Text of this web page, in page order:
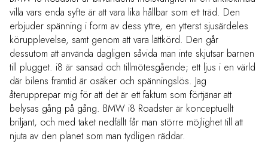
villa vars enda syfte är att vara lika hållbar som ett träd. Den
erbjuder spänning i form av dess yttre, en ytterst sjusärdeles
körupplevelse, samt genom att vara lättkörd. Den går
dessutom att använda dagligen såvida man inte skjutsar barnen
till plugget. i8 är sansad och tillmötesgående; ett ljus i en värld
där bilens framtid är osäker och spänningslös. Jag
återupprepar mig för att det är ett faktum som förtjänar att
belysas gång på gång. BMW i8 Roadster är konceptuellt
briljant, och med taket nedfällt får man större möjlighet till att
njuta av den planet som man tydligen räddar.